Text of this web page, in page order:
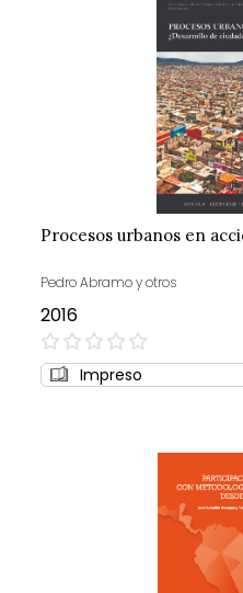
Procesos urbanos en
Pedro Abramo y otros
2016
0%
Impreso